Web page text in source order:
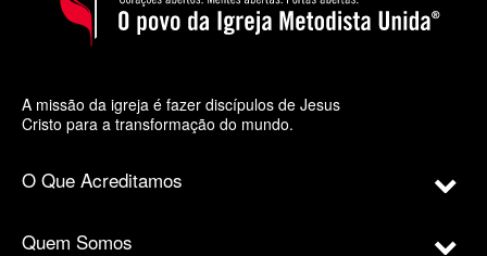
A missão da igreja é fazer discípulos de Jesus
Cristo para a transformação do mundo.
O Que Acreditamos
Quem Somos